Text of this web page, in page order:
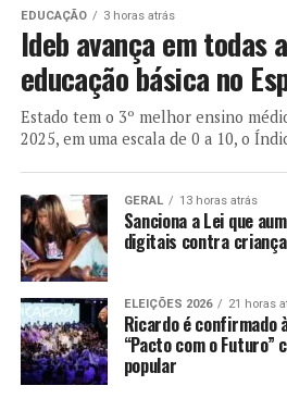
EDUCAÇÃO 3 horas atrás
Ideb avança em todas
educação básica no
Estado tem o 3º melhor ensino
2025, em uma escala de 0 a 10, o
GERAL 13 horas atrás
Sanciona a Lei que
digitais contra
ELEIÇÕES 2026 21 horas
Ricardo é confirmado
“Pacto com o
popular